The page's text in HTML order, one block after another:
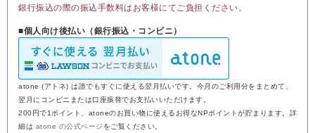
銀行振込の際の振込手数料はお客様にてご負担ください。
■個人向け後払い（銀行振込・コンビニ）
atone (アトネ) は誰でもすぐに使える翌月払いです。今月のご利用分をまとめて、
翌月にコンビニまたは口座振替でお支払いいただけます。
200円で1ポイント、atoneのお買い物に使えるお得なNPポイントが貯まります。詳
細は atone の公式ページ をご覧ください。